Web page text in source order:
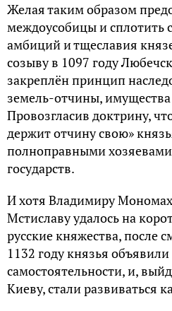
Желая таким образом
междоусобицы и сплотить
амбиций и тщеславия
созыву в 1097 году
закреплён принцип
земель-отчины, имущества
Провозгласив доктрину,
держит отчину свою»
полноправными
государств.
И хотя Владимиру
Мстиславу удалось на
русские княжества, после
1132 году князья
самостоятельности, и,
Киеву, стали развиваться